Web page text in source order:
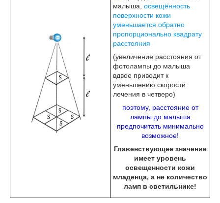
малыша, освещённость
поверхности кожи
уменьшается обратно
пропорционально квадрату
расстояния
(увеличение расстояния от
фотолампы до малыша
вдвое приводит к
уменьшению скорости
лечения в четверо)
поэтому, расстояние от
лампы до малыша
предпочитать минимально
возможное!
Главенствующее значение
имеет уровень
освещенности кожи
младенца, а не количество
ламп в светильнике!